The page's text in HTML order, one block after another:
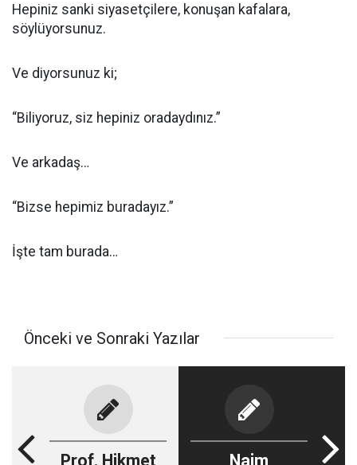
Hepiniz sanki siyasetçilere, konuşan kafalara,
söylüyorsunuz.
Ve diyorsunuz ki;
“Biliyoruz, siz hepiniz oradaydınız.”
Ve arkadaş…
“Bizse hepimiz buradayız.”
İşte tam burada…
Önceki ve Sonraki Yazılar
Prof. Hikmet
Naim